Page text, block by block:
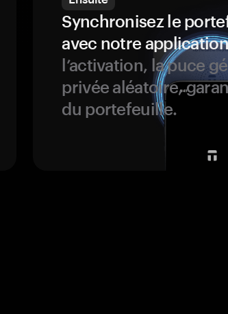
Synchronisez le
avec notre
l’activation, la puce
privée aléatoire,
du portefeuille.